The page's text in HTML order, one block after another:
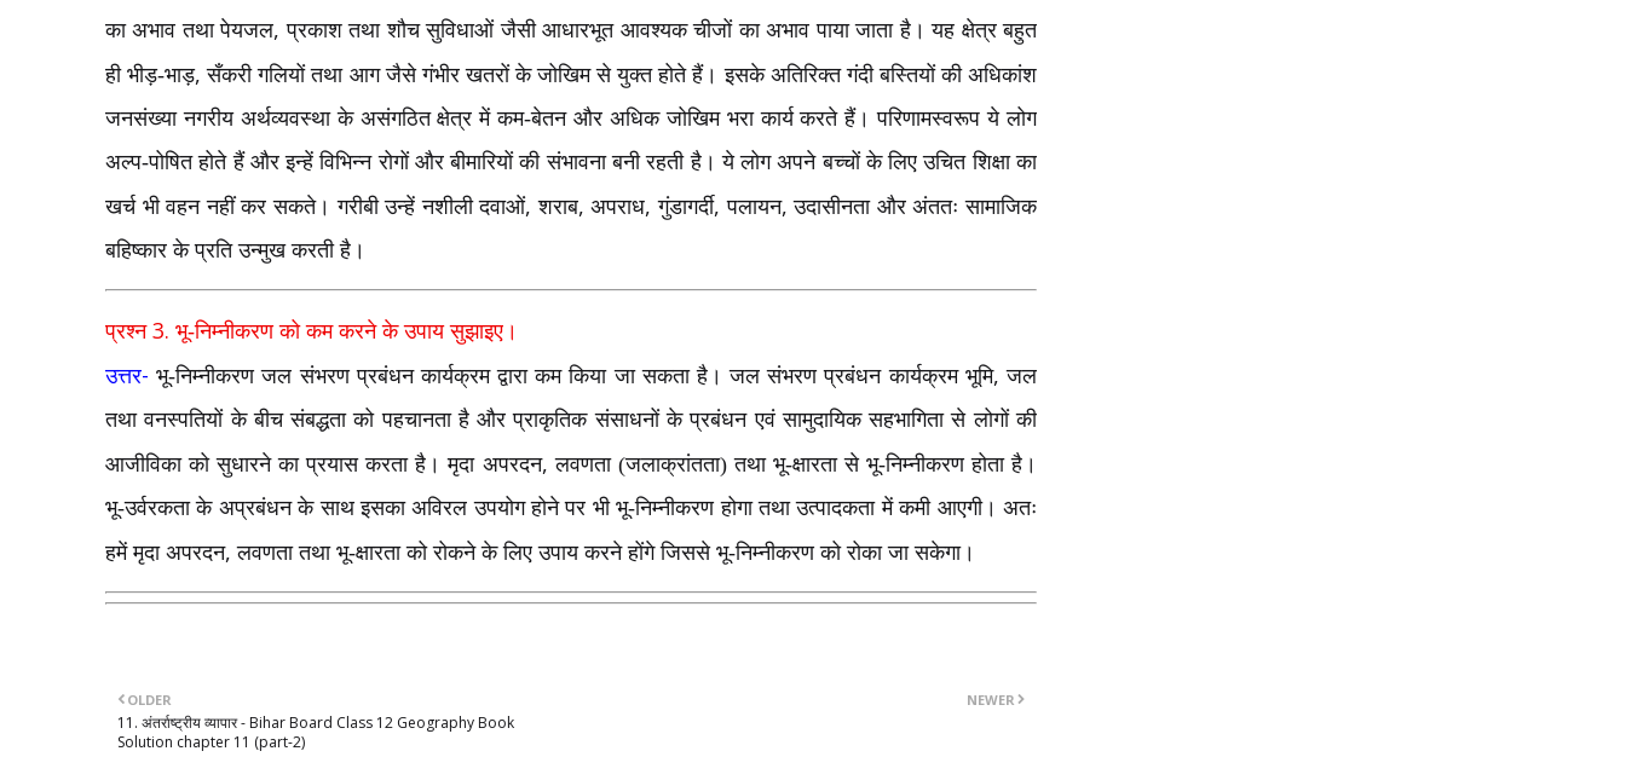
का अभाव तथा पेयजल,प्रकाश तथा शौच सुविधाओं जैसी आधारभूत आवश्यक चीजों का अभाव पाया जाता है। यह क्षेत्र बहुत
ही भीड़-भाड़,सँकरी गलियों तथा आग जैसे गंभीर खतरों के जोखिम से युक्त होते हैं। इसके अतिरिक्त गंदी बस्तियों की अधिकांश
जनसंख्या नगरीय अर्थव्यवस्था के असंगठित क्षेत्र में कम-बेतन और अधिक जोखिम भरा कार्य करते हैं। परिणामस्वरूप ये लोग
अल्प-पोषित होते हैं और इन्हें विभिन्न रोगों और बीमारियों की संभावना बनी रहती है। ये लोग अपने बच्चों के लिए उचित शिक्षा का
खर्च भी वहन नहीं कर सकते। गरीबी उन्हें नशीली दवाओं,शराब,अपराध,गुंडागर्दी,पलायन,उदासीनता और अंततः सामाजिक
बहिष्कार के प्रति उन्मुख करती है।
प्रश्न 3. भू-निम्नीकरण को कम करने के उपाय सुझाइए।
उत्तर- भू-निम्नीकरण जल संभरण प्रबंधन कार्यक्रम द्वारा कम किया जा सकता है। जल संभरण प्रबंधन कार्यक्रम भूमि,जल
तथा वनस्पतियों के बीच संबद्धता को पहचानता है और प्राकृतिक संसाधनों के प्रबंधन एवं सामुदायिक सहभागिता से लोगों की
आजीविका को सुधारने का प्रयास करता है। मृदा अपरदन,लवणता (जलाक्रांतता) तथा भू-क्षारता से भू-निम्नीकरण होता है।
भू-उर्वरकता के अप्रबंधन के साथ इसका अविरल उपयोग होने पर भी भू-निम्नीकरण होगा तथा उत्पादकता में कमी आएगी। अतः
हमें मृदा अपरदन,लवणता तथा भू-क्षारता को रोकने के लिए उपाय करने होंगे जिससे भू-निम्नीकरण को रोका जा सकेगा।
NEWER
OLDER
11. अंतर्राष्ट्रीय व्यापार - Bihar Board Class 12 Geography Book
Solution chapter 11 (part-2)